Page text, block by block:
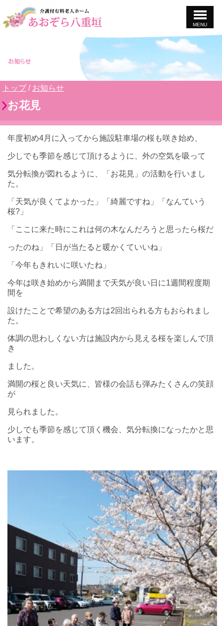
MENU
現
の
置：
トップ/ お知らせ
お花見
年度初め4月に入ってから施設駐車場の桜も咲き始め、
少しでも季節を感じて頂けるように、外の空気を吸って
気分転換が図れるように、「お花見」の活動を行いまし
た。
「天気が良くてよかった」「綺麗ですね」「なんていう
桜?」
「ここに来た時にこれは何の木なんだろうと思ったら桜だ
ったのね」「日が当たると暖かくていいね」
「今年もきれいに咲いたね」
今年は咲き始めから満開まで天気が良い日に1週間程度期
間を
設けたことで希望のある方は2回出られる方もおられまし
た。
体調の思わしくない方は施設内から見える桜を楽しんで頂
き
ました。
満開の桜と良い天気に、皆様の会話も弾みたくさんの笑顔
が
見られました。
少しでも季節を感じて頂く機会、気分転換になったかと思
います。